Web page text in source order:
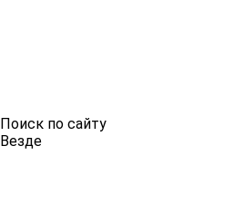
Поиск по сайту
Везде